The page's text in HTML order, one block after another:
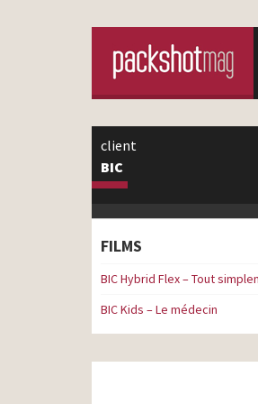
client
BIC
FILMS
BIC Hybrid Flex – Tout
BIC Kids – Le médecin